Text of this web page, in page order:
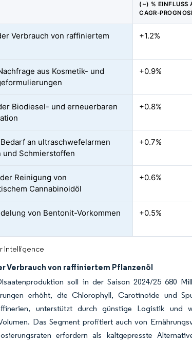
(~) % EINFLUSS
CAGR-
Verbrauch von raffiniertem
+1.2%
aus Kosmetik- und
+0.9%
Biodiesel- und erneuerbaren
+0.8%
an ultraschwefelarmen
und Schmierstoffen
+0.7%
Reinigung von
Cannabinoidöl
+0.6%
von Bentonit-Vorkommen
+0.5%
Intelligence
Verbrauch von raffiniertem Pflanzenöl
soll in der Saison 2024/25 680
erhöht, die Chlorophyll, Carotinoide und
unterstützt durch günstige Logistik und
Das Segment profitiert auch von
erfordern als kaltgepresste